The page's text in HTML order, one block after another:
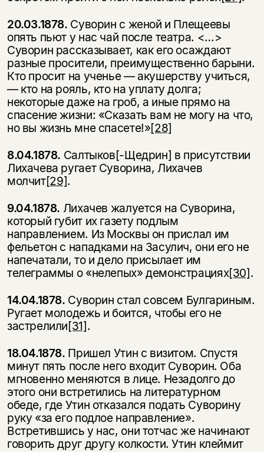
20.03.1878. Суворин с женой и Плещеевы
опять пьют у нас чай после театра. <…>
Суворин рассказывает, как его осаждают
разные просители, преиму­щественно барыни.
Кто просит на ученье — акушерству учиться,
— кто на рояль, кто на уплату долга;
некоторые даже на гроб, а иные прямо на
спасение жизни: «Сказать вам не могу на что,
но вы жизнь мне спасете!»[28]
8.04.1878. Салтыков[-Щедрин] в присутствии
Лихачева ругает Суворина, Лихачев
молчит[29].
9.04.1878. Лихачев жалуется на Суворина,
который губит их газету под­лым
направлением. Из Москвы он прислал им
фельетон с нападками на За­сулич, они его не
напечатали, то и дело присылает им
телеграммы о «неле­пых» демонстрациях[30].
14.04.1878. Суворин стал совсем Булгариным.
Ругает молодежь и боится, чтобы его не
застрелили[31].
18.04.1878. Пришел Утин с визитом. Спустя
минут пять после него входит Суворин. Оба
мгновенно меняются в лице. Незадолго до
этого они встрети­лись на литературном
обеде, где Утин отказался подать Суворину
руку «за его подлое направление».
Встретившись у нас, они тотчас же начинают
гово­рить друг другу колкости. Утин клеймит